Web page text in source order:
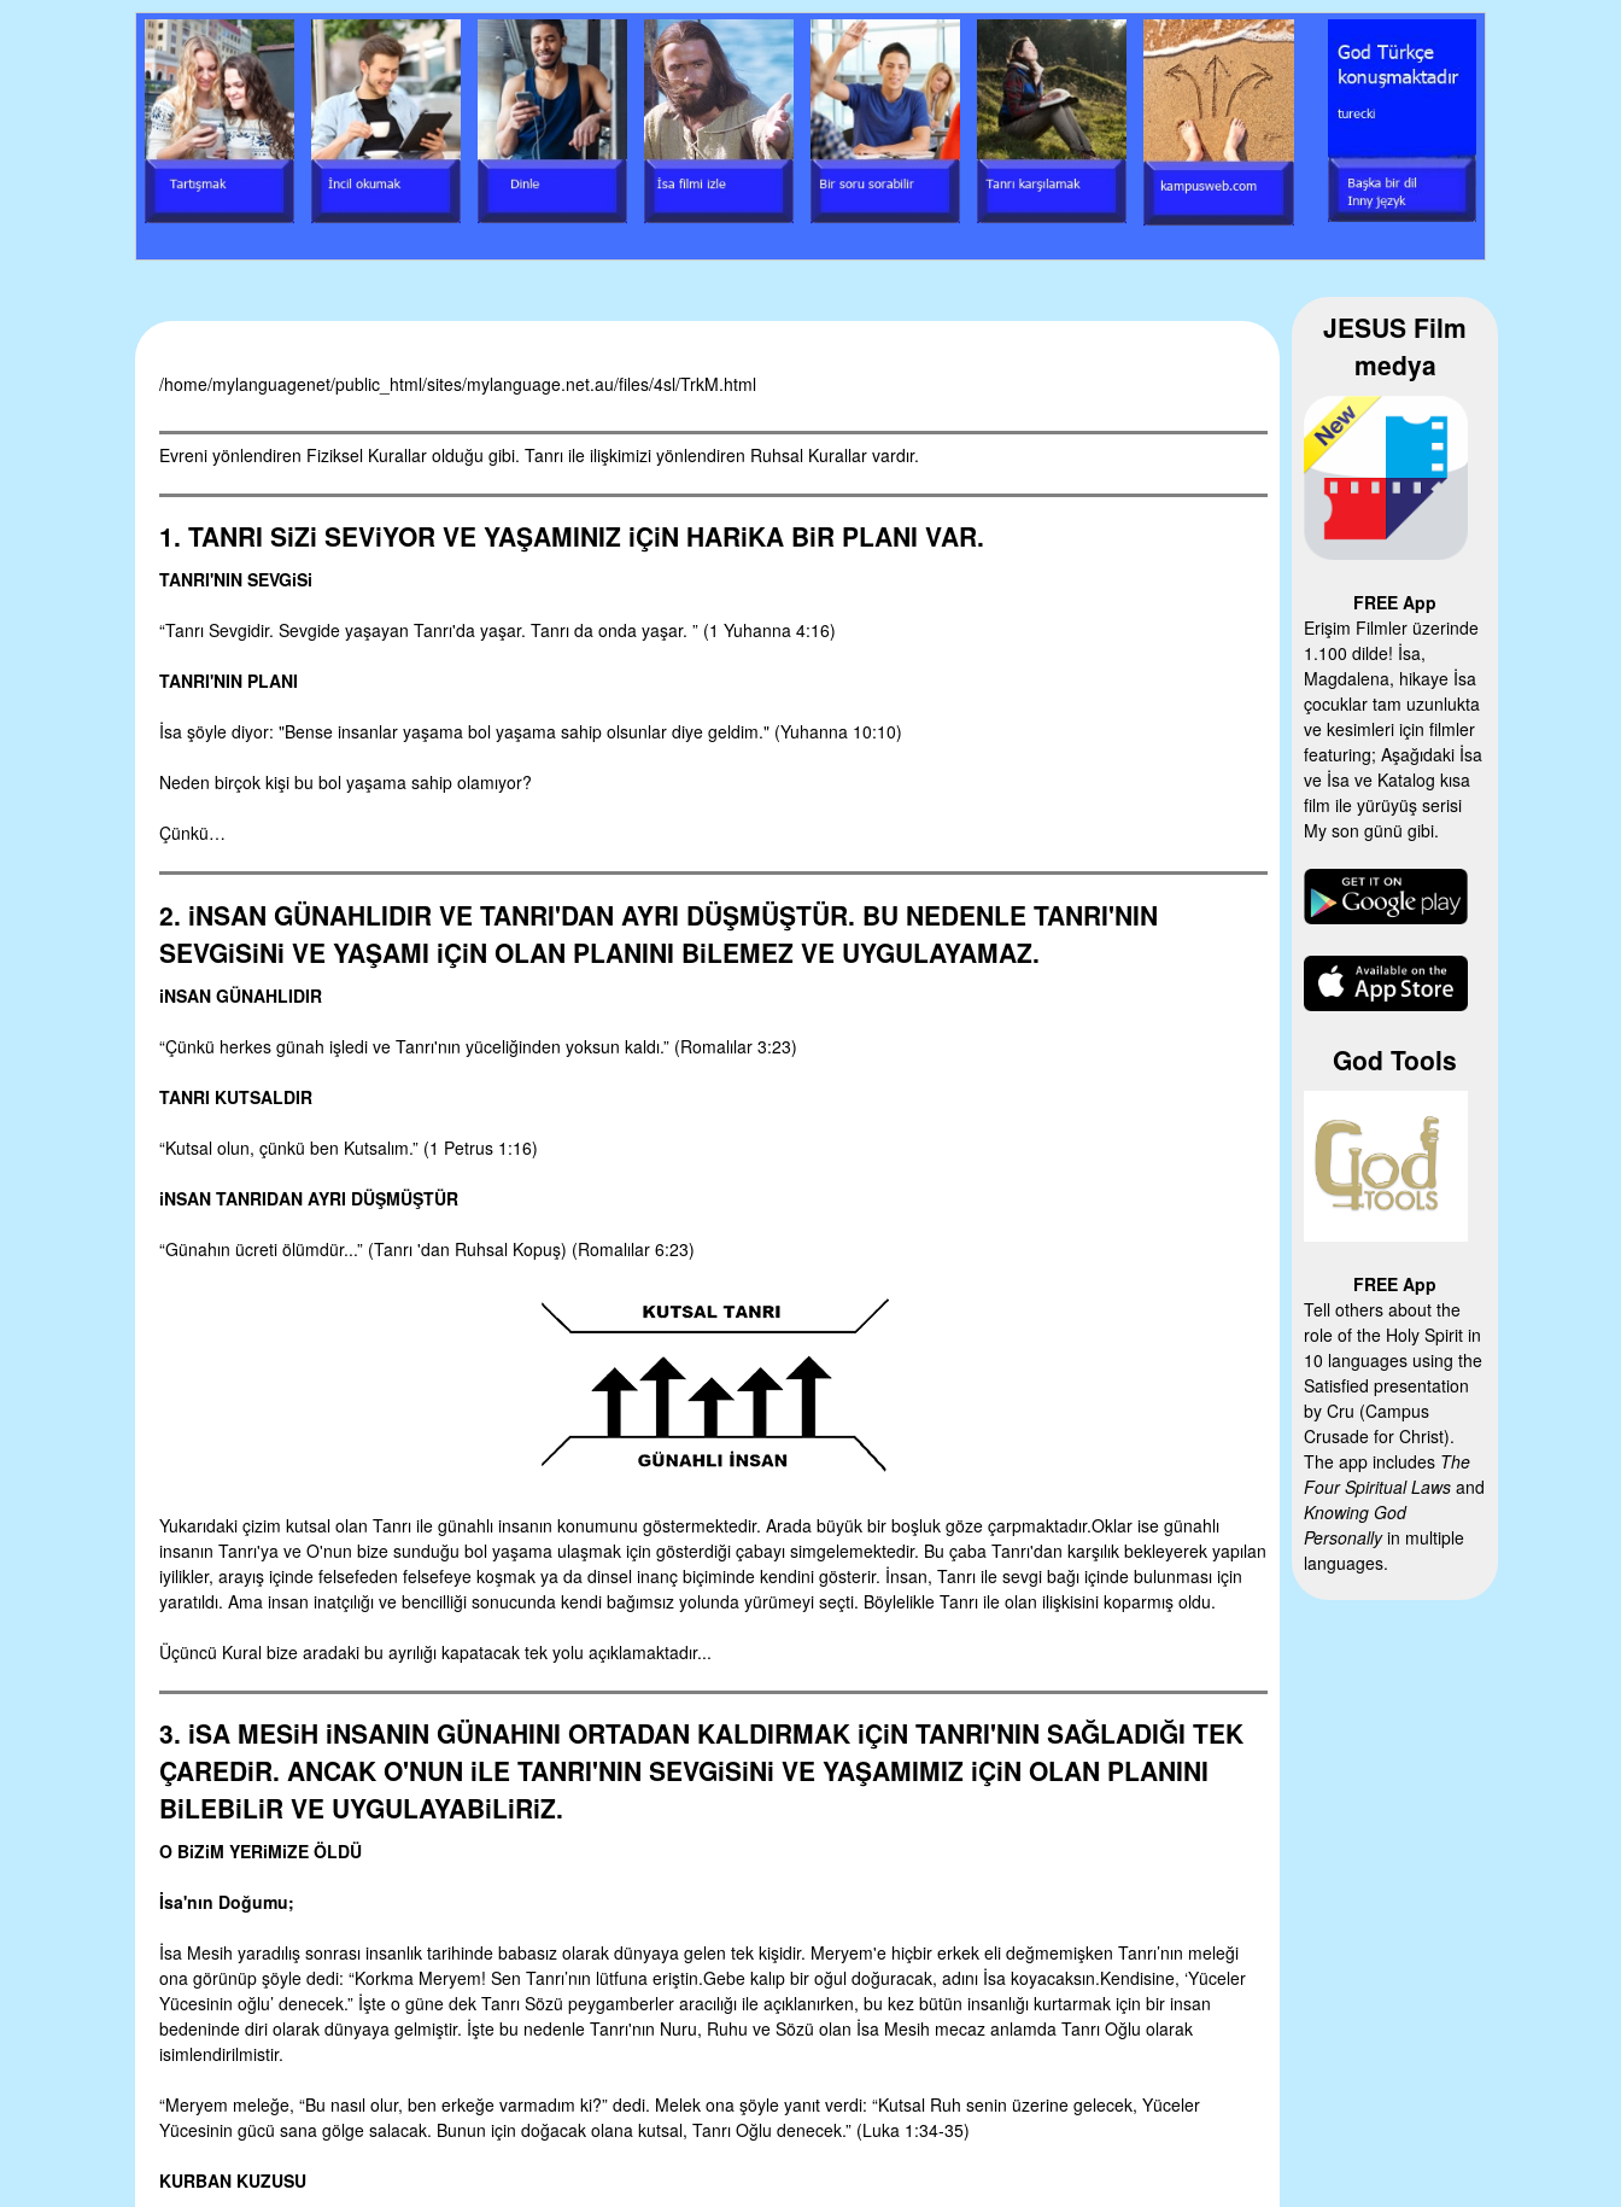
Skip
to
main
content
M
y
L
a
a
/home/mylanguagenet/public_html/sites/mylanguage.net.au/files/4sl/TrkM.html
Evreni yönlendiren Fiziksel Kurallar olduğu gibi. Tanrı ile ilişkimizi yönlendiren Ruhsal Kurallar vardır.
1. TANRI SiZi SEViYOR VE YAŞAMINIZ iÇiN HARiKA BiR PLANI VAR.
TANRI'NIN SEVGiSi
“Tanrı Sevgidir. Sevgide yaşayan Tanrı'da yaşar. Tanrı da onda yaşar. ” (1 Yuhanna 4:16)
TANRI'NIN PLANI
İsa şöyle diyor: "Bense insanlar yaşama bol yaşama sahip olsunlar diye geldim." (Yuhanna 10:10)
Neden birçok kişi bu bol yaşama sahip olamıyor?
Çünkü…
2. iNSAN GÜNAHLIDIR VE TANRI'DAN AYRI DÜŞMÜŞTÜR. BU NEDENLE TANRI'NIN
SEVGiSiNi VE YAŞAMI iÇiN OLAN PLANINI BiLEMEZ VE UYGULAYAMAZ.
iNSAN GÜNAHLIDIR
“Çünkü herkes günah işledi ve Tanrı'nın yüceliğinden yoksun kaldı.” (Romalılar 3:23)
TANRI KUTSALDIR
“Kutsal olun, çünkü ben Kutsalım.” (1 Petrus 1:16)
iNSAN TANRIDAN AYRI DÜŞMÜŞTÜR
“Günahın ücreti ölümdür...” (Tanrı 'dan Ruhsal Kopuş) (Romalılar 6:23)
Yukarıdaki çizim kutsal olan Tanrı ile günahlı insanın konumunu göstermektedir. Arada büyük bir boşluk göze çarpmaktadır.Oklar ise günahlı
insanın Tanrı'ya ve O'nun bize sunduğu bol yaşama ulaşmak için gösterdiği çabayı simgelemektedir. Bu çaba Tanrı'dan karşılık bekleyerek yapılan
iyilikler, arayış içinde felsefeden felsefeye koşmak ya da dinsel inanç biçiminde kendini gösterir. İnsan, Tanrı ile sevgi bağı içinde bulunması için
yaratıldı. Ama insan inatçılığı ve bencilliği sonucunda kendi bağımsız yolunda yürümeyi seçti. Böylelikle Tanrı ile olan ilişkisini koparmış oldu.
Üçüncü Kural bize aradaki bu ayrılığı kapatacak tek yolu açıklamaktadır...
3. iSA MESiH iNSANIN GÜNAHINI ORTADAN KALDIRMAK iÇiN TANRI'NIN SAĞLADIĞI TEK
ÇAREDiR. ANCAK O'NUN iLE TANRI'NIN SEVGiSiNi VE YAŞAMIMIZ iÇiN OLAN PLANINI
BiLEBiLiR VE UYGULAYABiLiRiZ.
O BiZiM YERiMiZE ÖLDÜ
İsa'nın Doğumu;
İsa Mesih yaradılış sonrası insanlık tarihinde babasız olarak dünyaya gelen tek kişidir. Meryem'e hiçbir erkek eli değmemişken Tanrı’nın meleği
ona görünüp şöyle dedi: “Korkma Meryem! Sen Tanrı’nın lütfuna eriştin.Gebe kalıp bir oğul doğuracak, adını İsa koyacaksın.Kendisine, ‘Yüceler
Yücesinin oğlu’ denecek.” İşte o güne dek Tanrı Sözü peygamberler aracılığı ile açıklanırken, bu kez bütün insanlığı kurtarmak için bir insan
bedeninde diri olarak dünyaya gelmiştir. İşte bu nedenle Tanrı'nın Nuru, Ruhu ve Sözü olan İsa Mesih mecaz anlamda Tanrı Oğlu olarak
isimlendirilmistir.
“Meryem meleğe, “Bu nasıl olur, ben erkeğe varmadım ki?” dedi. Melek ona şöyle yanıt verdi: “Kutsal Ruh senin üzerine gelecek, Yüceler
Yücesinin gücü sana gölge salacak. Bunun için doğacak olana kutsal, Tanrı Oğlu denecek.” (Luka 1:34‑35)
KURBAN KUZUSU
JESUS Film
medya
FREE App
Erişim Filmler üzerinde
1.100 dilde! İsa,
Magdalena, hikaye İsa
çocuklar tam uzunlukta
ve kesimleri için filmler
featuring; Aşağıdaki İsa
ve İsa ve Katalog kısa
film ile yürüyüş serisi
My son günü gibi.
God Tools
FREE App
Tell others about the
role of the Holy Spirit in
10 languages using the
Satisfied presentation
by Cru (Campus
Crusade for Christ).
The app includes The
Four Spiritual Laws and
Knowing God
Personallyin multiple
languages.